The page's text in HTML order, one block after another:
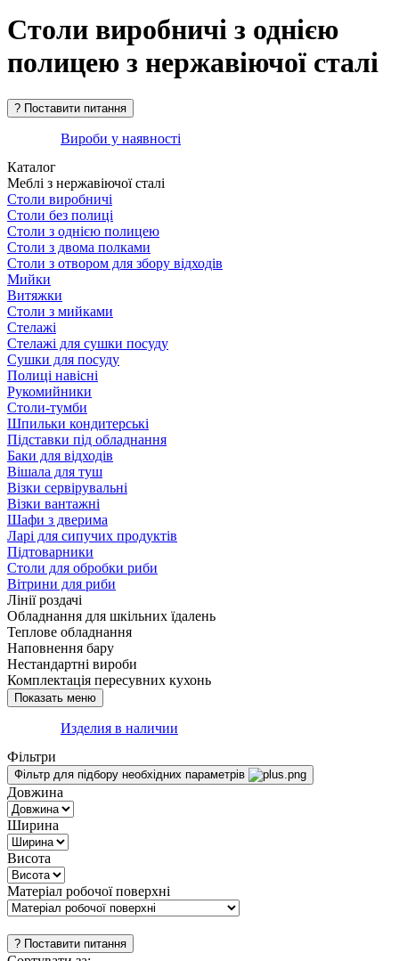
Столи виробничі з однією
полицею з нержавіючої сталі
Вироби у наявності
Каталог
Меблі з нержавіючої сталі
Столи виробничі
Столи без полиці
Столи з однією полицею
Столи з двома полками
Столи з отвором для збору відходів
Мийки
Витяжки
Столи з мийками
Стелажі
Стелажі для сушки посуду
Сушки для посуду
Полиці навісні
Рукомийники
Столи-тумби
Шпильки кондитерські
Підставки під обладнання
Баки для відходів
Вішала для туш
Візки сервірувальні
Візки вантажні
Шафи з дверима
Ларі для сипучих продуктів
Підтоварники
Столи для обробки риби
Вітрини для риби
Лінії роздачі
Обладнання для шкільних їдалень
Теплове обладнання
Наповнення бару
Нестандартні вироби
Комплектація пересувних кухонь
Изделия в наличии
Фільтри
Фільтр для підбору необхідних параметрів
Довжина
Ширина
Висота
Матеріал робочої поверхні